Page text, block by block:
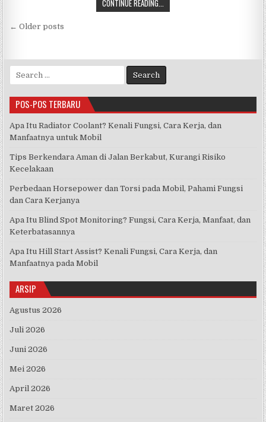
c
o
o
k
it at
p
p
CONTINUE READING...
Navigasi
← Older posts
for:
POS-POS TERBARU
Apa Itu Radiator Coolant? Kenali Fungsi, Cara Kerja, dan
Manfaatnya untuk Mobil
Tips Berkendara Aman di Jalan Berkabut, Kurangi Risiko
Kecelakaan
Perbedaan Horsepower dan Torsi pada Mobil, Pahami Fungsi
dan Cara Kerjanya
Apa Itu Blind Spot Monitoring? Fungsi, Cara Kerja, Manfaat, dan
Keterbatasannya
Apa Itu Hill Start Assist? Kenali Fungsi, Cara Kerja, dan
Manfaatnya pada Mobil
ARSIP
Agustus 2026
Juli 2026
Juni 2026
Mei 2026
April 2026
Maret 2026